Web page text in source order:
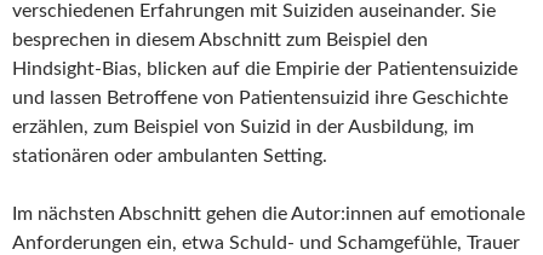
verschiedenen Erfahrungen mit Suiziden auseinander. Sie
besprechen in diesem Abschnitt zum Beispiel den
Hindsight‑Bias, blicken auf die Empirie der Patientensuizide
und lassen Betroffene von Patientensuizid ihre Geschichte
erzählen, zum Beispiel von Suizid in der Ausbildung, im
stationären oder ambulanten Setting.
Im nächsten Abschnitt gehen die Autor:innen auf emotionale
Anforderungen ein, etwa Schuld- und Schamgefühle, Trauer